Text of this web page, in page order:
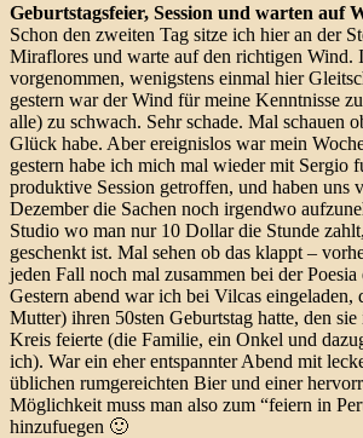
Geburtstagsfeier, Session und warten auf
Schon den zweiten Tag sitze ich hier an der
Miraflores und warte auf den richtigen Wind.
vorgenommen, wenigstens einmal hier
gestern war der Wind für meine Kenntnisse
alle) zu schwach. Sehr schade. Mal schauen
Glück habe. Aber ereignislos war mein
gestern habe ich mich mal wieder mit Sergio
produktive Session getroffen, und haben uns
Dezember die Sachen noch irgendwo
Studio wo man nur 10 Dollar die Stunde
geschenkt ist. Mal sehen ob das klappt –
jeden Fall noch mal zusammen bei der Poesia
Gestern abend war ich bei Vilcas eingeladen,
Mutter) ihren 50sten Geburtstag hatte, den
Kreis feierte (die Familie, ein Onkel und
ich). War ein eher entspannter Abend mit
üblichen rumgereichten Bier und einer
Möglichkeit muss man also zum “feiern in
hinzufuegen 🙂